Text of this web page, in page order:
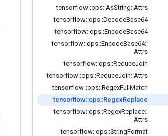
tensorflow::ops::AsString::Attrs
tensorflow::ops::DecodeBase64
tensorflow::ops::EncodeBase64
tensorflow::ops::EncodeBase64::
Attrs
tensorflow::ops::ReduceJoin
tensorflow::ops::ReduceJoin::Attrs
tensorflow::ops::RegexFull Match
tensorflow::ops::RegexReplace
tensorflow::ops::RegexReplace::
Attrs
tensorflow::ops::StringFormat